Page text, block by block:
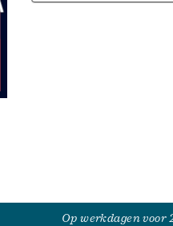
Op werkdagen voor